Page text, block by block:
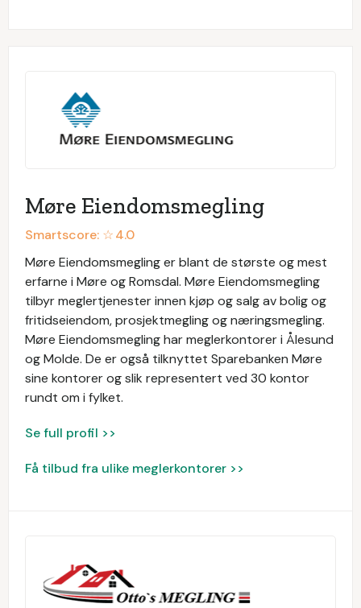
Møre Eiendomsmegling
Smartscore: ☆4.0
Møre Eiendomsmegling er blant de største og mest
erfarne i Møre og Romsdal. Møre Eiendomsmegling
tilbyr meglertjenester innen kjøp og salg av bolig og
fritidseiendom, prosjektmegling og næringsmegling.
Møre Eiendomsmegling har meglerkontorer i Ålesund
og Molde. De er også tilknyttet Sparebanken Møre
sine kontorer og slik representert ved 30 kontor
rundt om i fylket.
Se full profil >>
Få tilbud fra ulike meglerkontorer >>